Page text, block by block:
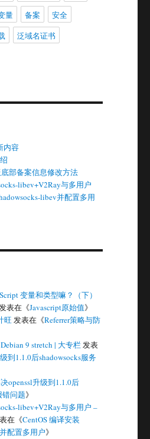
量 备案
安全
泛域名证书
内容
底部备案信息修改方法
libev+V2Ray与多用户
libev并配置多用
变量和类型嘛？（下）
表在《Javascript原始值》
旺 发表在《Referrer策略与防
9 stretch | 大专栏发表
到1.1.0后shadowsocks服务
openssl升级到1.1.0后
错问题》
libev+V2Ray与多用户 –
在《CentOS 编译安装
配置多用户》